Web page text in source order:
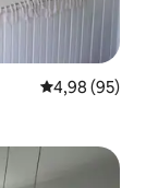
Средна
4,98 (95)